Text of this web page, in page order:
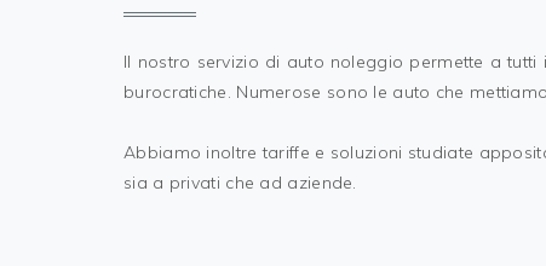
Il nostro servizio di auto noleggio permette a
burocratiche. Numerose sono le auto che
Abbiamo inoltre tariffe e soluzioni studiate
sia a privati che ad aziende.